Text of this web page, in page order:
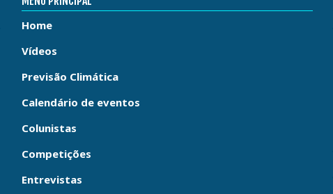
Home
Vídeos
Previsão Climática
Calendário de eventos
Colunistas
Competições
Entrevistas